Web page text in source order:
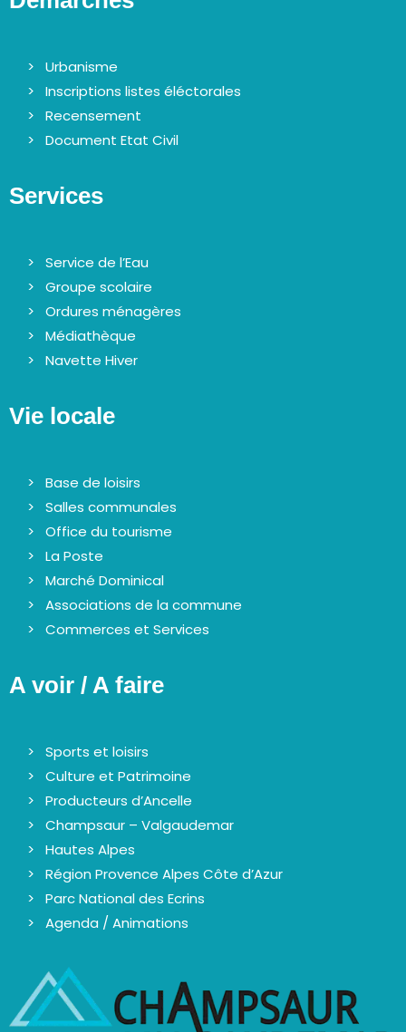
Urbanisme
Inscriptions listes éléctorales
Recensement
Document Etat Civil
Services
Service de l’Eau
Groupe scolaire
Ordures ménagères
Médiathèque
Navette Hiver
Vie locale
Base de loisirs
Salles communales
Office du tourisme
La Poste
Marché Dominical
Associations de la commune
Commerces et Services
A voir / A faire
Sports et loisirs
Culture et Patrimoine
Producteurs d’Ancelle
Champsaur – Valgaudemar
Hautes Alpes
Région Provence Alpes Côte d’Azur
Parc National des Ecrins
Agenda / Animations